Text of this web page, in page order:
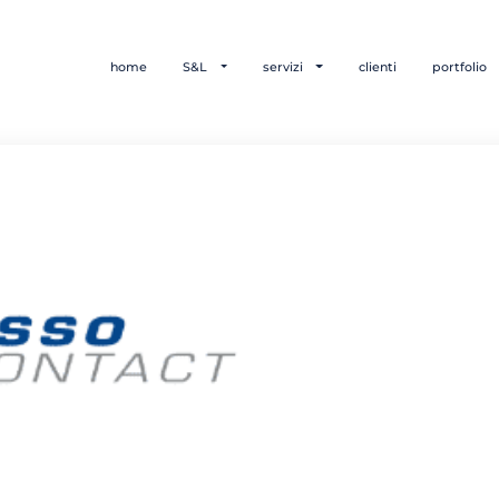
home S&L servizi clienti portfolio